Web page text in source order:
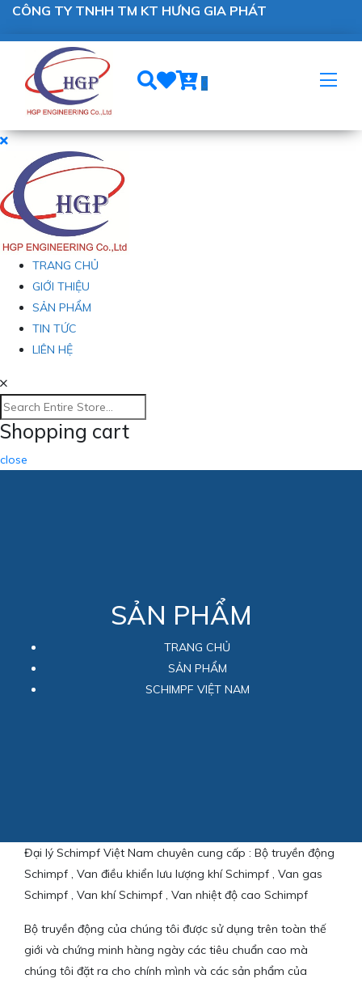
CÔNG TY TNHH TM KT HƯNG GIA PHÁT
0
TRANG CHỦ
GIỚI THIỆU
SẢN PHẨM
TIN TỨC
LIÊN HỆ
Shopping cart
close
SẢN PHẨM
TRANG CHỦ
SẢN PHẨM
SCHIMPF VIỆT NAM
Đại lý Schimpf Việt Nam chuyên cung cấp : Bộ truyền động
Schimpf , Van điều khiển lưu lượng khí Schimpf , Van gas
Schimpf , Van khí Schimpf , Van nhiệt độ cao Schimpf
Bộ truyền động của chúng tôi được sử dụng trên toàn thế
giới và chứng minh hàng ngày các tiêu chuẩn cao mà
chúng tôi đặt ra cho chính mình và các sản phẩm của